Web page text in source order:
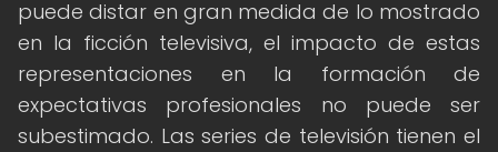
puede distar en gran medida de lo mostrado
en la ficción televisiva, el impacto de estas
representaciones en la formación de
expectativas profesionales no puede ser
subestimado. Las series de televisión tienen el